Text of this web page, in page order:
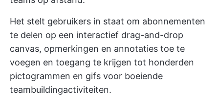
Het stelt gebruikers in staat om abonnementen
te delen op een interactief drag-and-drop
canvas, opmerkingen en annotaties toe te
voegen en toegang te krijgen tot honderden
pictogrammen en gifs voor boeiende
teambuildingactiviteiten.